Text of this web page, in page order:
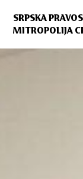
SRPSKA
MITROPOLIJA